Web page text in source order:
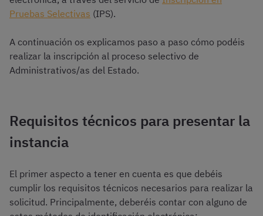
Pruebas Selectivas (IPS).
A continuación os explicamos paso a paso cómo podéis
realizar la inscripción al proceso selectivo de
Administrativos/as del Estado.
Requisitos técnicos para presentar la
instancia
El primer aspecto a tener en cuenta es que debéis
cumplir los requisitos técnicos necesarios para realizar la
solicitud. Principalmente, deberéis contar con alguno de